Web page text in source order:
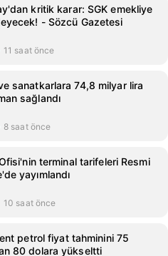
kritik karar: SGK emekliye
- Sözcü Gazetesi
11 saat önce
sanatkarlara 74,8 milyar lira
sağlandı
8 saat önce
terminal tarifeleri Resmi
yayımlandı
10 saat önce
petrol fiyat tahminini 75
80 dolara yükseltti